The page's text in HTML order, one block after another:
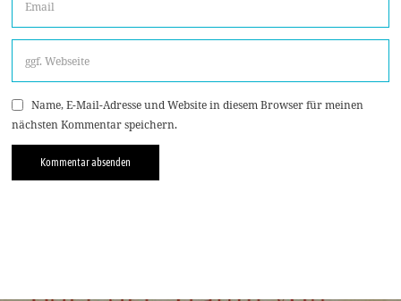
Name, E-Mail-Adresse und Website in diesem Browser für meinen
nächsten Kommentar speichern.